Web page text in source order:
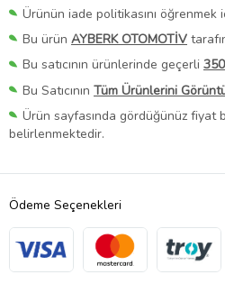
Ürünün iade politikasını öğrenmek
Bu ürün AYBERK OTOMOTİV
Bu satıcının ürünlerinde geçerli
Bu Satıcının Tüm Ürünlerini
Ürün sayfasında gördüğünüz fiyat
belirlenmektedir.
Ödeme Seçenekleri